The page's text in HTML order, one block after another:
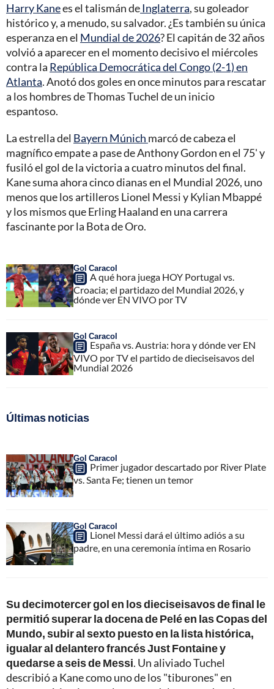
Harry Kanees el talismán deInglaterra, su goleador
histórico y, a menudo, su salvador. ¿Es también su única
esperanza en el Mundial de 2026? El capitán de 32 años
volvió a aparecer en el momento decisivo el miércoles
contra la República Democrática del Congo (2-1) en
Atlanta. Anotó dos goles en once minutos para rescatar
a los hombres de Thomas Tuchel de un inicio
espantoso.
La estrella del Bayern Múnich marcó de cabeza el
magnífico empate a pase de Anthony Gordon en el 75' y
fusiló el gol de la victoria a cuatro minutos del final.
Kane suma ahora cinco dianas en el Mundial 2026, uno
menos que los artilleros Lionel Messi y Kylian Mbappé
y los mismos que Erling Haaland en una carrera
fascinante por la Bota de Oro.
Gol Caracol
A qué hora juega HOY Portugal vs.
Croacia; el partidazo del Mundial 2026, y
dónde ver EN VIVO por TV
Gol Caracol
España vs. Austria: hora y dónde ver EN
VIVO por TV el partido de dieciseisavos del
Mundial 2026
Últimas noticias
Gol Caracol
Primer jugador descartado por River Plate
vs. Santa Fe; tienen un temor
Gol Caracol
Lionel Messi dará el último adiós a su
padre, en una ceremonia íntima en Rosario
Su decimotercer gol en los dieciseisavos de final le
permitió superar la docena de Pelé en las Copas del
Mundo, subir al sexto puesto en la lista histórica,
igualar al delantero francés Just Fontaine y
quedarse a seis de Messi. Un aliviado Tuchel
describió a Kane como uno de los "tiburones" en